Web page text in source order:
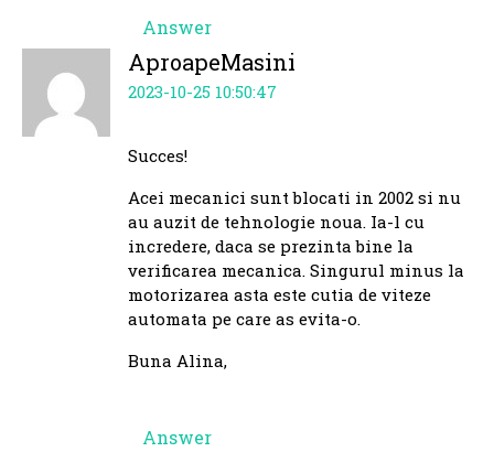
Answer
AproapeMasini
2023-10-25 10:50:47
Buna Alina,
Acei mecanici sunt blocati in 2002 si nu
au auzit de tehnologie noua. Ia-l cu
incredere, daca se prezinta bine la
verificarea mecanica. Singurul minus la
motorizarea asta este cutia de viteze
automata pe care as evita-o.
Succes!
Answer